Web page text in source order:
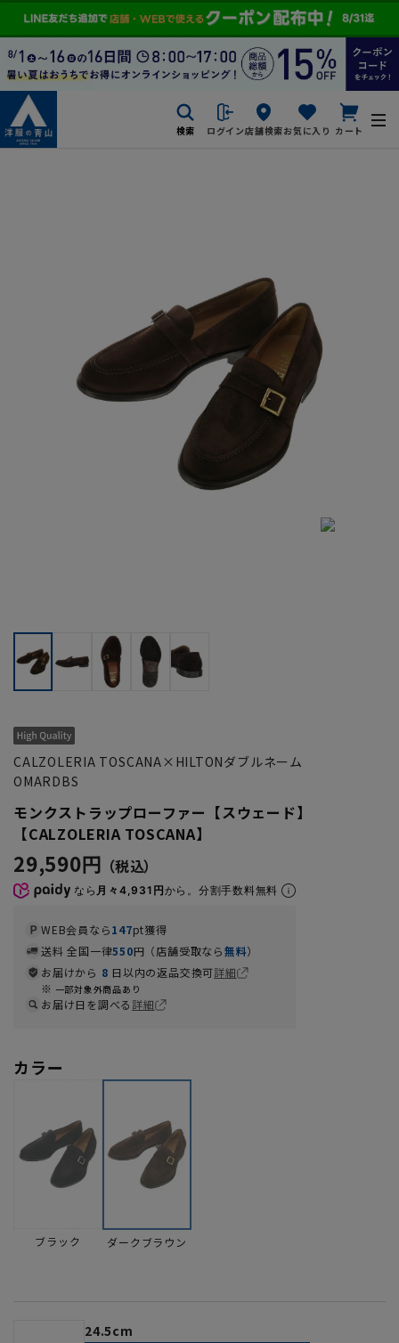
検索 ログイン店舗検索お気に入り カート
CALZOLERIA TOSCANA×HILTONダブルネーム
OMARDBS
モンクストラップローファー【スウェード】
【CALZOLERIA TOSCANA】
29,590円
なら 月々4,931円から。分割手数料無料
WEB会員なら147pt獲得
送料 全国一律550円（店舗受取なら無料）
お届けから 8 日以内の返品交換可詳細
一部対象外商品あり
お届け日を調べる詳細
カラー
ブラック ダークブラウン
24.5cm